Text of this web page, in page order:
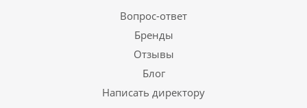
Вопрос-ответ
Бренды
Отзывы
Блог
Написать директору